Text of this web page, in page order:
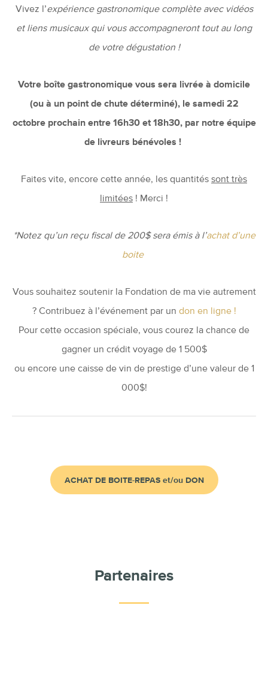
Vivez l’expérience gastronomique complète avec vidéos
et liens musicaux qui vous accompagneront tout au long
de votre dégustation !
Votre boîte gastronomique vous sera livrée à domicile
(ou à un point de chute déterminé), le samedi 22
octobre prochain entre 16h30 et 18h30, par notre équipe
de livreurs bénévoles !
Faites vite, encore cette année, les quantités sont très
limitées ! Merci !
*Notez qu’un reçu fiscal de 200$ sera émis à l’achat d’une
boite
Vous souhaitez soutenir la Fondation de ma vie autrement
? Contribuez à l’événement par un don en ligne !
Pour cette occasion spéciale, vous courez la chance de
gagner un crédit voyage de 1 500$
ou encore une caisse de vin de prestige d’une valeur de 1
000$!
ACHAT DE BOITE-REPAS et/ou DON
Partenaires